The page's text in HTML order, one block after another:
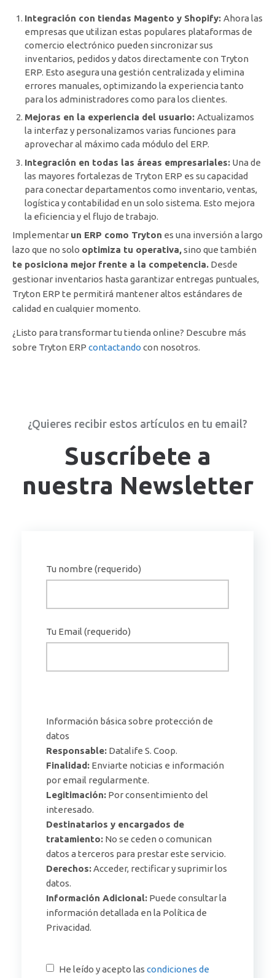
Integración con tiendas Magento y Shopify: Ahora las
empresas que utilizan estas populares plataformas de
comercio electrónico pueden sincronizar sus
inventarios, pedidos y datos directamente con Tryton
ERP. Esto asegura una gestión centralizada y elimina
errores manuales, optimizando la experiencia tanto
para los administradores como para los clientes.
Mejoras en la experiencia del usuario: Actualizamos
la interfaz y personalizamos varias funciones para
aprovechar al máximo cada módulo del ERP.
Integración en todas las áreas empresariales: Una de
las mayores fortalezas de Tryton ERP es su capacidad
para conectar departamentos como inventario, ventas,
logística y contabilidad en un solo sistema. Esto mejora
la eficiencia y el flujo de trabajo.
Implementar un ERP como Tryton es una inversión a largo
lazo que no solo optimiza tu operativa,sino que también
te posiciona mejor frente a la competencia. Desde
gestionar inventarios hasta garantizar entregas puntuales,
Tryton ERP te permitirá mantener altos estándares de
calidad en cualquier momento.
¿Listo para transformar tu tienda online? Descubre más
sobre Tryton ERP contactando con nosotros.
¿Quieres recibir estos artículos en tu email?
Suscríbete a
nuestra Newsletter
Tu nombre (requerido)
Tu Email(requerido)
Información básica sobre protección de
datos
Responsable: Datalife S. Coop.
Finalidad: Enviarte noticias e información
por email regularmente.
Legitimación: Por consentimiento del
interesado.
Destinatarios y encargados de
tratamiento: No se ceden o comunican
datos a terceros para prestar este servicio.
Derechos:Acceder, rectificar y suprimir los
datos.
Información Adicional: Puede consultar la
información detallada en la Política de
Privacidad.
He leído y acepto las condiciones de